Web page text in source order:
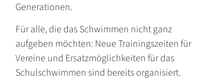
Generationen.
Für alle, die das Schwimmen nicht ganz
aufgeben möchten: Neue Trainingszeiten für
Vereine und Ersatzmöglichkeiten für das
Schulschwimmen sind bereits organisiert.